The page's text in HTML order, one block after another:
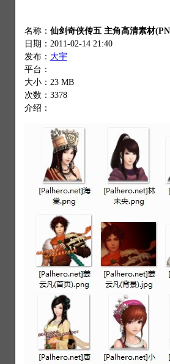
名称： 仙剑奇侠传五 主角高清素材
日期：2011-02-14 21:40
发布： 大宇
平台：
大小：23 MB
次数： 3378
介绍：